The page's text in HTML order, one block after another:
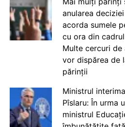
anularea
acorda sumele
cu ora din
Multe cercuri
vor dispărea de
părinții
Ministrul
Pîslaru: În urma
ministrul